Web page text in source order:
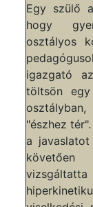
Egy szülő
hogy
osztályos
igazgató
töltsön
"észhez
a
követően